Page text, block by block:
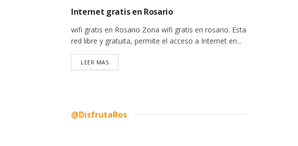
Internet gratis en Rosario
wifi gratis en Rosario Zona wifi gratis en rosario. Esta
red libre y gratuita, permite el acceso a Internet en...
LEER MASDETAILS
@DisfrutaRos